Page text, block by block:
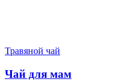
Травяной чай
Чай для мам